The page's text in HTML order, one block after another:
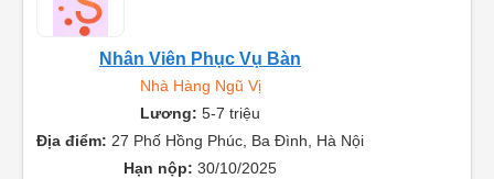
Nhân Viên Phục Vụ Bàn
Nhà Hàng Ngũ Vị
Lương: 5-7 triệu
Địa điểm: 27 Phố Hồng Phúc, Ba Đình, Hà Nội
Hạn nộp: 30/10/2025